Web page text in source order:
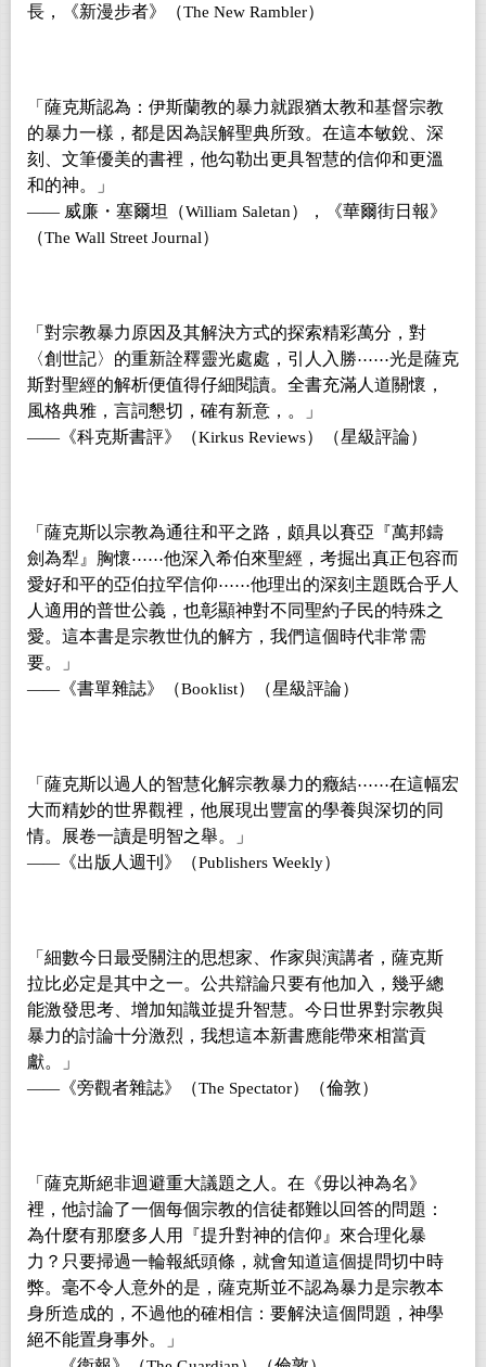
長，《新漫步者》（The New Rambler）
「薩克斯認為：伊斯蘭教的暴力就跟猶太教和基督宗教
的暴力一樣，都是因為誤解聖典所致。在這本敏銳、深
刻、文筆優美的書裡，他勾勒出更具智慧的信仰和更溫
和的神。」
—— 威廉・塞爾坦（William Saletan），《華爾街日報》
（The Wall Street Journal）
「對宗教暴力原因及其解決方式的探索精彩萬分，對
〈創世記〉的重新詮釋靈光處處，引人入勝⋯⋯光是薩克
斯對聖經的解析便值得仔細閱讀。全書充滿人道關懷，
風格典雅，言詞懇切，確有新意，。」
—— 《科克斯書評》（Kirkus Reviews）（星級評論）
「薩克斯以宗教為通往和平之路，頗具以賽亞『萬邦鑄
劍為犁』胸懷⋯⋯他深入希伯來聖經，考掘出真正包容而
愛好和平的亞伯拉罕信仰⋯⋯他理出的深刻主題既合乎人
人適用的普世公義，也彰顯神對不同聖約子民的特殊之
愛。這本書是宗教世仇的解方，我們這個時代非常需
要。」
—— 《書單雜誌》（Booklist）（星級評論）
「薩克斯以過人的智慧化解宗教暴力的癥結⋯⋯在這幅宏
大而精妙的世界觀裡，他展現出豐富的學養與深切的同
情。展卷一讀是明智之舉。」
—— 《出版人週刊》（Publishers Weekly）
「細數今日最受關注的思想家、作家與演講者，薩克斯
拉比必定是其中之一。公共辯論只要有他加入，幾乎總
能激發思考、增加知識並提升智慧。今日世界對宗教與
暴力的討論十分激烈，我想這本新書應能帶來相當貢
獻。」
—— 《旁觀者雜誌》（The Spectator）（倫敦）
「薩克斯絕非迴避重大議題之人。在《毋以神為名》
裡，他討論了一個每個宗教的信徒都難以回答的問題：
為什麼有那麼多人用『提升對神的信仰』來合理化暴
力？只要掃過一輪報紙頭條，就會知道這個提問切中時
弊。毫不令人意外的是，薩克斯並不認為暴力是宗教本
身所造成的，不過他的確相信：要解決這個問題，神學
絕不能置身事外。」